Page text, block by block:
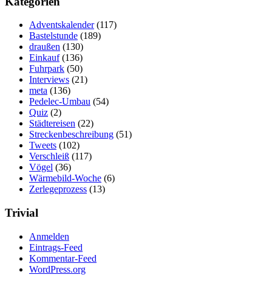
Adventskalender(117)
Bastelstunde (189)
draußen (130)
Einkauf(136)
Fuhrpark (50)
Interviews (21)
meta (136)
Pedelec-Umbau (54)
Quiz (2)
Städtereisen (22)
Streckenbeschreibung (51)
Tweets (102)
Verschleiß (117)
Vögel (36)
Wärmebild-Woche (6)
Zerlegeprozess (13)
Trivial
Anmelden
Eintrags-Feed
Kommentar-Feed
WordPress.org